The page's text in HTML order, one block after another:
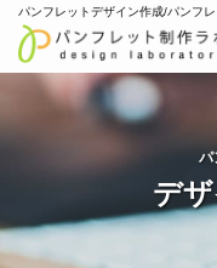
パンフレットデザイン作成/パンフ
パ
デ